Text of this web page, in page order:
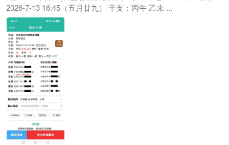
2026-7-13 16:45（五月廿九） 干支：丙午 乙未 ...